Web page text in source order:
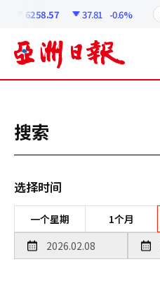
6258.57 37.81 -0.6%
搜索
选择时间
一个星期 1个月